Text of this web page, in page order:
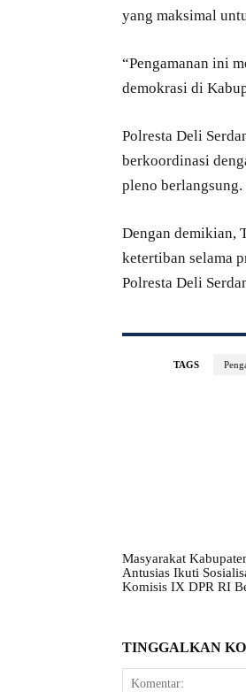
yang maksimal
“Pengamanan ini
demokrasi di
Polresta Deli
berkoordinasi
pleno berlangsung.
Dengan demikian,
ketertiban selama
Polresta Deli
TAGS
Masyarakat
Antusias Ikuti
Komisis IX DPR RI
TINGGALKAN